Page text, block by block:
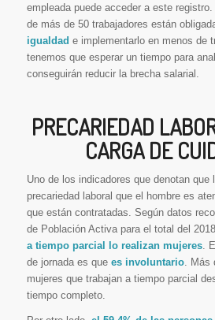
empleada puede acceder a este
de más de 50 trabajadores están
igualdad e implementarlo en menos de
tenemos que esperar un tiempo para
conseguirán reducir la brecha salarial.
PRECARIEDAD
CARGA DE
Uno de los indicadores que denotan que
precariedad laboral que el hombre es
que están contratadas. Según datos
de Población Activa para el total del
a tiempo parcial lo realizan mujeres.
de jornada es que es involuntario. Más
mujeres que trabajan a tiempo parcial
tiempo completo.